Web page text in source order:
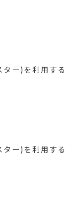
ー)を利用する
ー)を利用する